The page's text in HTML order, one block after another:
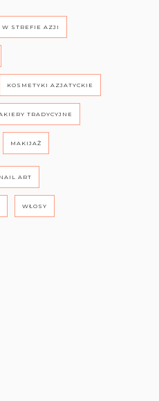
W STREFIE AZJI
KOSMETYKI AZJATYCKIE
TRADYCYJNE
MAKIJAŻ
NAIL ART
WŁOSY